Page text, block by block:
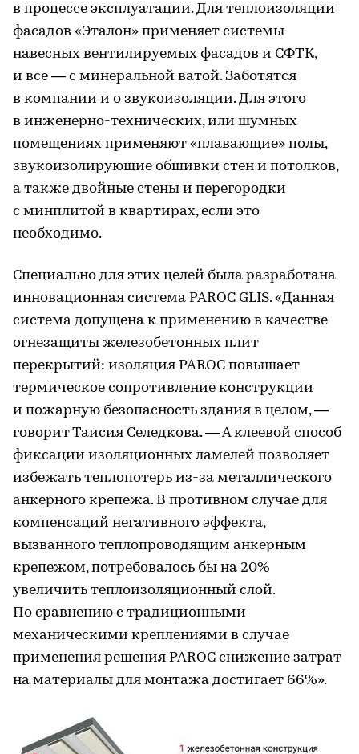
в процессе эксплуатации. Для теплоизоляции
фасадов «Эталон» применяет системы
навесных вентилируемых фасадов и СФТК,
и все — с минеральной ватой. Заботятся
в компании и о звукоизоляции. Для этого
в инженерно-технических, или шумных
помещениях применяют «плавающие» полы,
звукоизолирующие обшивки стен и потолков,
а также двойные стены и перегородки
с минплитой в квартирах, если это
необходимо.
Специально для этих целей была разработана
инновационная система PAROC GLIS. «Данная
система допущена к применению в качестве
огнезащиты железобетонных плит
перекрытий: изоляция PAROC повышает
термическое сопротивление конструкции
и пожарную безопасность здания в целом, —
говорит Таисия Селедкова. — А клеевой способ
фиксации изоляционных ламелей позволяет
избежать теплопотерь из-за металлического
анкерного крепежа. В противном случае для
компенсаций негативного эффекта,
вызванного теплопроводящим анкерным
крепежом, потребовалось бы на 20%
увеличить теплоизоляционный слой.
По сравнению с традиционными
механическими креплениями в случае
применения решения PAROC снижение затрат
на материалы для монтажа достигает 66%».